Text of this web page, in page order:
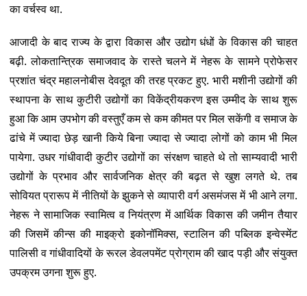
का वर्चस्व था.
आजादी के बाद राज्य के द्वारा विकास और उद्योग धंधों के विकास की चाहत
बढ़ी. लोकतान्त्रिक समाजवाद के रास्ते चलने में नेहरू के सामने प्रोफेसर
प्रशांत चंद्र महालनोबीस देवदूत की तरह प्रकट हुए. भारी मशीनी उद्योगों की
स्थापना के साथ कुटीरी उद्योगों का विकेंद्रीयकरण इस उम्मीद के साथ शुरू
हुआ कि आम उपभोग की वस्तुएँ कम से कम कीमत पर मिल सकेंगी व समाज के
ढांचे में ज्यादा छेड़ खानी किये बिना ज्यादा से ज्यादा लोगों को काम भी मिल
पायेगा. उधर गांधीवादी कुटीर उद्योगों का संरक्षण चाहते थे तो साम्यवादी भारी
उद्योगों के प्रभाव और सार्वजनिक क्षेत्र की बढ़त से खुश लगते थे. तब
सोवियत प्रारूप में नीतियों के झुकने से व्यापारी वर्ग असमंजस में भी आने लगा.
नेहरू ने सामाजिक स्वामित्व व नियंत्रण में आर्थिक विकास की जमीन तैयार
की जिसमें कीन्स की माइक्रो इकोनॉमिक्स, स्टालिन की पब्लिक इन्वेस्मेंट
पालिसी व गांधीवादियों के रूरल डेवलपमेंट प्रोग्राम की खाद पड़ी और संयुक्त
उपक्रम उगना शुरू हुए.